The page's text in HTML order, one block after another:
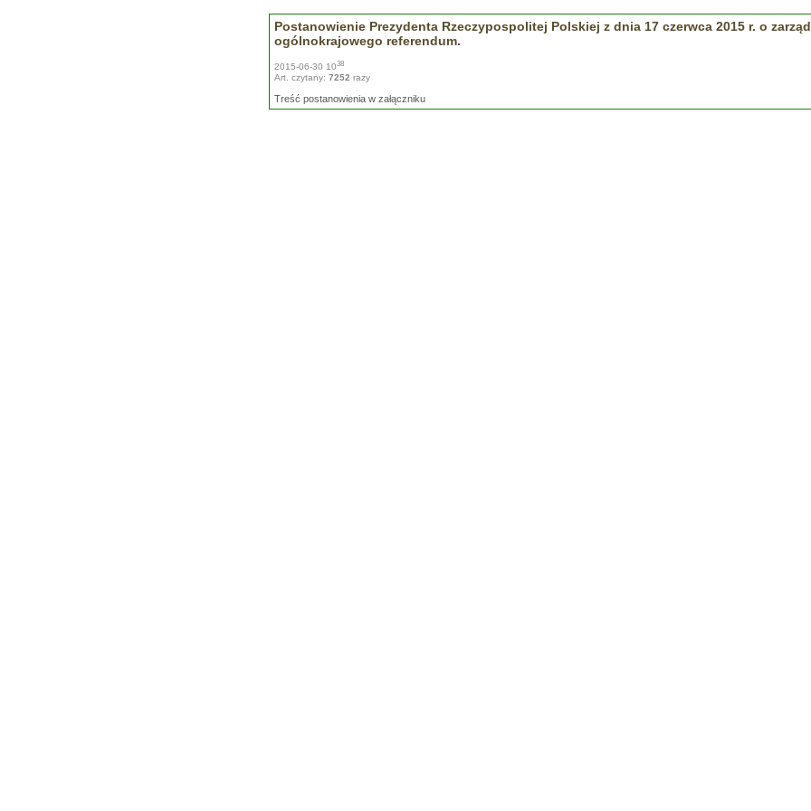
Postanowienie Prezydenta Rzeczypospolitej Polskiej z dnia 17 czerwca 2015 r. o
ogólnokrajowego referendum.
2015-06-30 1038
Art. czytany: 7252 razy
Treść postanowienia w załączniku